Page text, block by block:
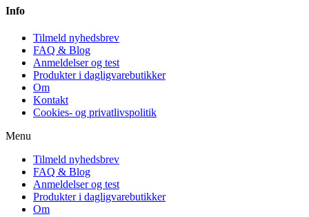
Info
Tilmeld nyhedsbrev
FAQ & Blog
Anmeldelser og test
Produkter i dagligvarebutikker
Om
Kontakt
Cookies- og privatlivspolitik
Menu
Tilmeld nyhedsbrev
FAQ & Blog
Anmeldelser og test
Produkter i dagligvarebutikker
Om